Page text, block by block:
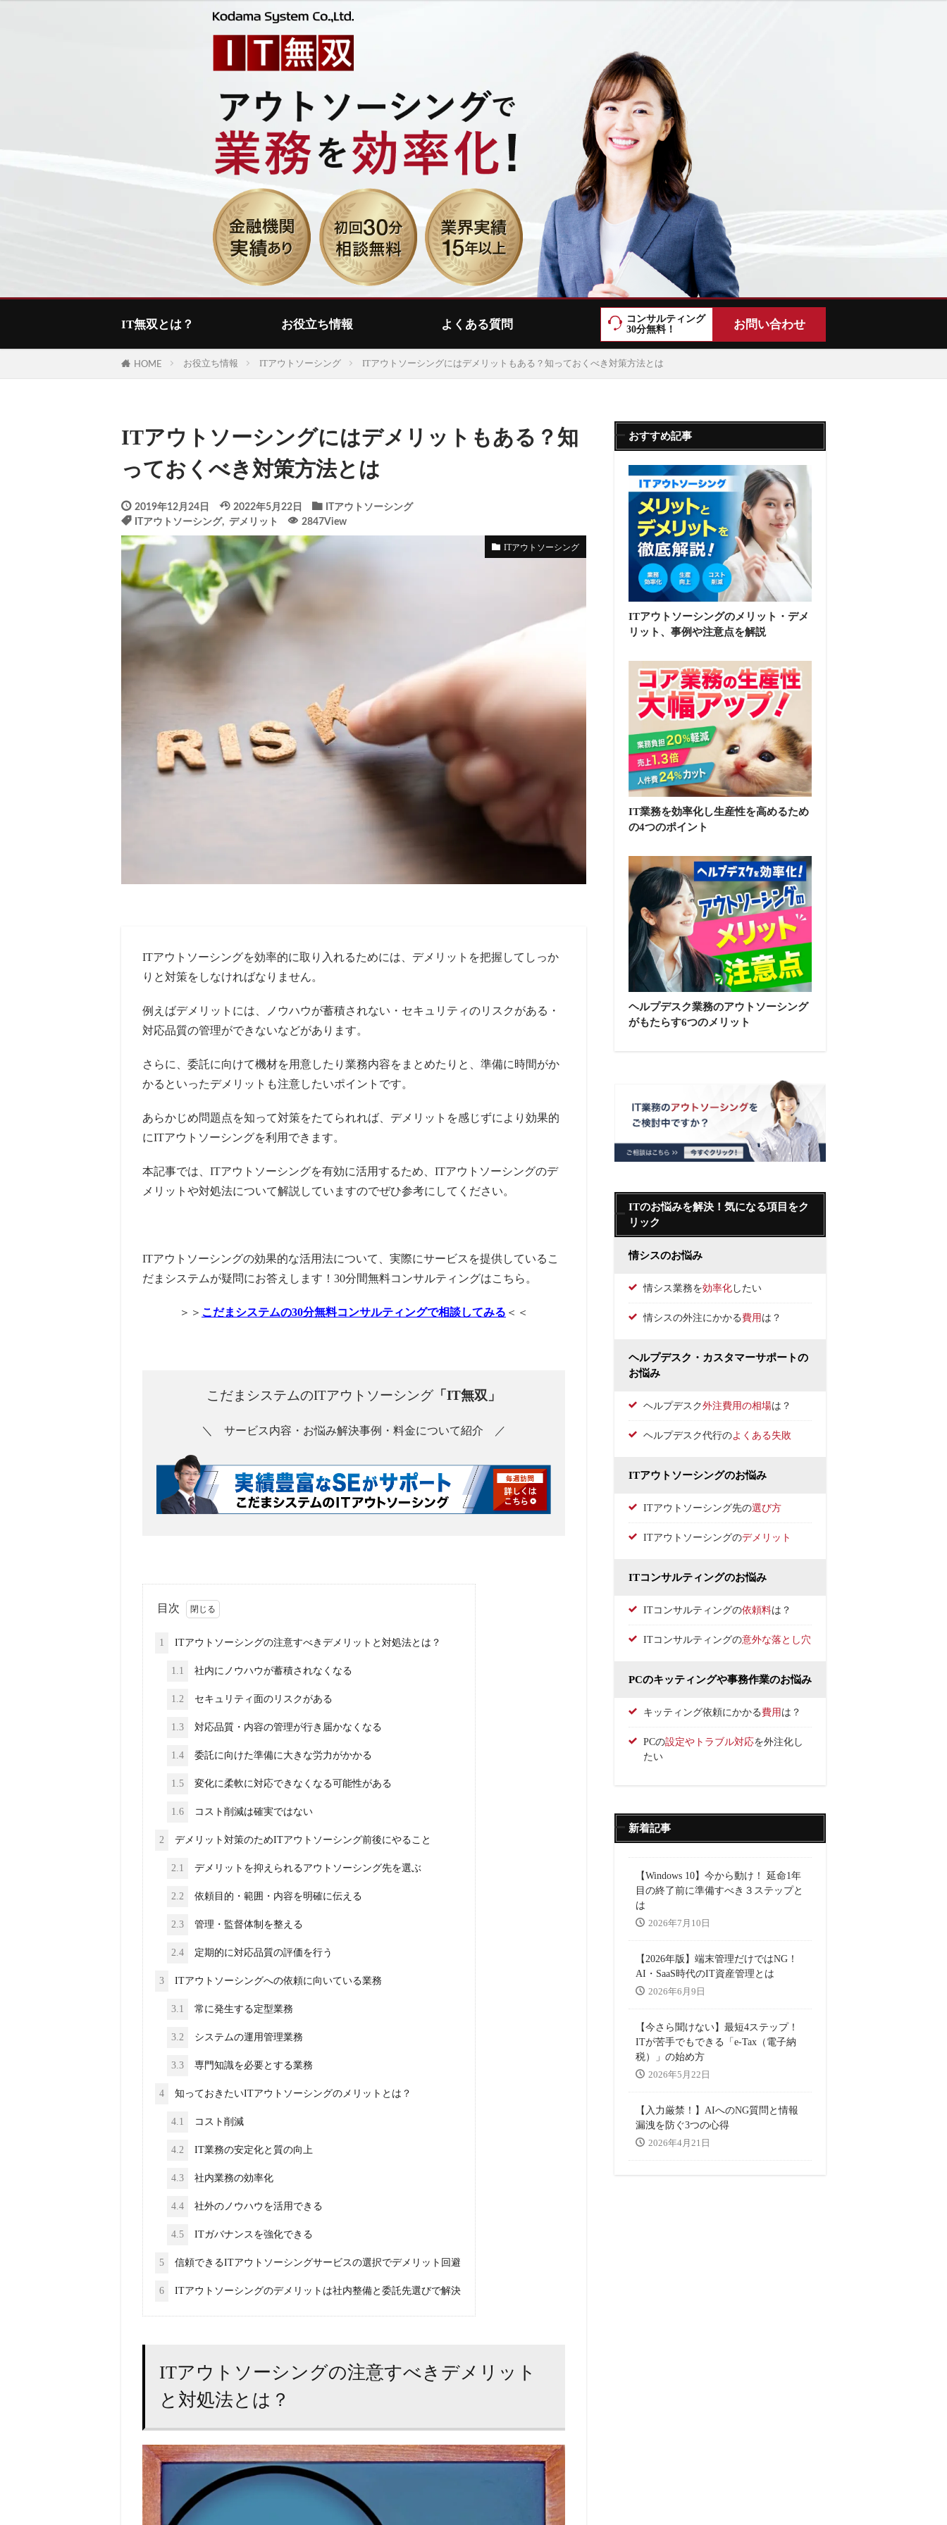
IT無双とは？ お役立ち情報 よくある質問
コンサルティング
30分無料！
お問い合わせ
HOME お役立ち情報 ITアウトソーシング ITアウトソーシングにはデメリットもある？知っておくべき対策方法とは
ITアウトソーシングにはデメリットもある？知
っておくべき対策方法とは
2019年12月24日 2022年5月22日
ITアウトソーシング
ITアウトソーシング, デメリット 2847View
ITアウトソーシング
ITアウトソーシングを効率的に取り入れるためには、デメリットを把握してしっか
りと対策をしなければなりません。
例えばデメリットには、ノウハウが蓄積されない・セキュリティのリスクがある・
対応品質の管理ができないなどがあります。
さらに、委託に向けて機材を用意したり業務内容をまとめたりと、準備に時間がか
かるといったデメリットも注意したいポイントです。
あらかじめ問題点を知って対策をたてられれば、デメリットを感じずにより効果的
にITアウトソーシングを利用できます。
本記事では、ITアウトソーシングを有効に活用するため、ITアウトソーシングのデ
メリットや対処法について解説していますのでぜひ参考にしてください。
ITアウトソーシングの効果的な活用法について、実際にサービスを提供しているこ
だまシステムが疑問にお答えします！30分間無料コンサルティングはこちら。
＞＞ こだまシステムの30分無料コンサルティングで相談してみる ＜＜
こだまシステムのITアウトソーシング 「IT無双」
＼ サービス内容・お悩み解決事例・料金について紹介 ／
目次
1 ITアウトソーシングの注意すべきデメリットと対処法とは？
1.1 社内にノウハウが蓄積されなくなる
1.2 セキュリティ面のリスクがある
1.3 対応品質・内容の管理が行き届かなくなる
1.4 委託に向けた準備に大きな労力がかかる
1.5 変化に柔軟に対応できなくなる可能性がある
1.6 コスト削減は確実ではない
2 デメリット対策のためITアウトソーシング前後にやること
2.1 デメリットを抑えられるアウトソーシング先を選ぶ
2.2 依頼目的・範囲・内容を明確に伝える
2.3 管理・監督体制を整える
2.4 定期的に対応品質の評価を行う
3 ITアウトソーシングへの依頼に向いている業務
3.1 常に発生する定型業務
3.2 システムの運用管理業務
3.3 専門知識を必要とする業務
4 知っておきたいITアウトソーシングのメリットとは？
4.1 コスト削減
4.2 IT業務の安定化と質の向上
4.3 社内業務の効率化
4.4 社外のノウハウを活用できる
4.5 ITガバナンスを強化できる
5 信頼できるITアウトソーシングサービスの選択でデメリット回避
6 ITアウトソーシングのデメリットは社内整備と委託先選びで解決
ITアウトソーシングの注意すべきデメリット
と対処法とは？
おすすめ記事
ITアウトソーシングのメリット・デメ
リット、事例や注意点を解説
IT業務を効率化し生産性を高めるため
の4つのポイント
ヘルプデスク業務のアウトソーシング
がもたらす6つのメリット
ITのお悩みを解決！気になる項目をク
リック
情シスのお悩み
情シス業務を効率化 したい
情シスの外注にかかる 費用 は？
ヘルプデスク・カスタマーサポートの
お悩み
ヘルプデスク外注費用の相場は？
ヘルプデスク代行のよくある失敗
ITアウトソーシングのお悩み
ITアウトソーシング先の選び方
ITアウトソーシングのデメリット
ITコンサルティングのお悩み
ITコンサルティングの依頼料は？
ITコンサルティングの意外な落とし穴
PCのキッティングや事務作業のお悩み
キッティング依頼にかかる 費用 は？
PCの設定やトラブル対応を外注化し
たい
新着記事
【Windows 10】今から動け！ 延命1年
目の終了前に準備すべき３ステップと
は
2026年7月10日
【2026年版】端末管理だけではNG！
AI・SaaS時代のIT資産管理とは
2026年6月9日
【今さら聞けない】最短4ステップ！
ITが苦手でもできる「e-Tax（電子納
税）」の始め方
2026年5月22日
【入力厳禁！】AIへのNG質問と情報
漏洩を防ぐ3つの心得
2026年4月21日